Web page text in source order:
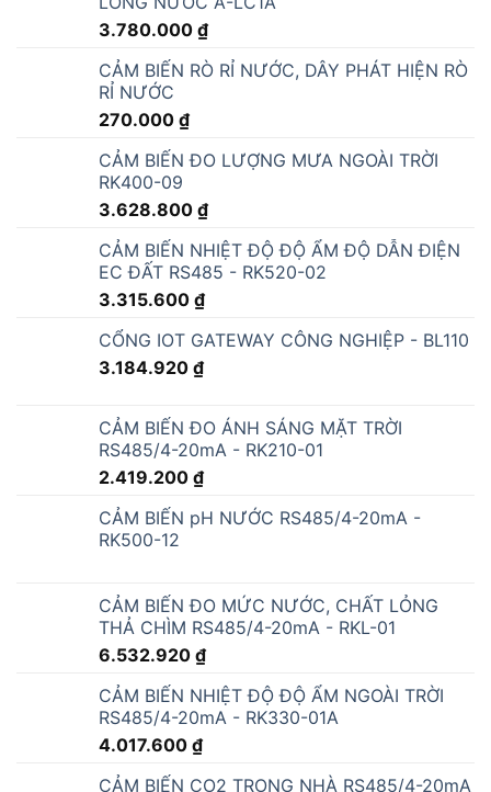
3.780.000 ₫
CẢM BIẾN RÒ RỈ NƯỚC, DÂY PHÁT HIỆN RÒ
RỈ NƯỚC
270.000 ₫
CẢM BIẾN ĐO LƯỢNG MƯA NGOÀI TRỜI
RK400-09
3.628.800 ₫
CẢM BIẾN NHIỆT ĐỘ ĐỘ ẨM ĐỘ DẪN ĐIỆN
EC ĐẤT RS485 - RK520-02
3.315.600 ₫
CỔNG IOT GATEWAY CÔNG NGHIỆP - BL110
3.184.920 ₫
CẢM BIẾN ĐO ÁNH SÁNG MẶT TRỜI
RS485/4-20mA - RK210-01
2.419.200 ₫
CẢM BIẾN pH NƯỚC RS485/4-20mA -
RK500-12
CẢM BIẾN ĐO MỨC NƯỚC, CHẤT LỎNG
THẢ CHÌM RS485/4-20mA - RKL-01
6.532.920 ₫
CẢM BIẾN NHIỆT ĐỘ ĐỘ ẨM NGOÀI TRỜI
RS485/4-20mA - RK330-01A
4.017.600 ₫
CẢM BIẾN CO2 TRONG NHÀ RS485/4-20mA